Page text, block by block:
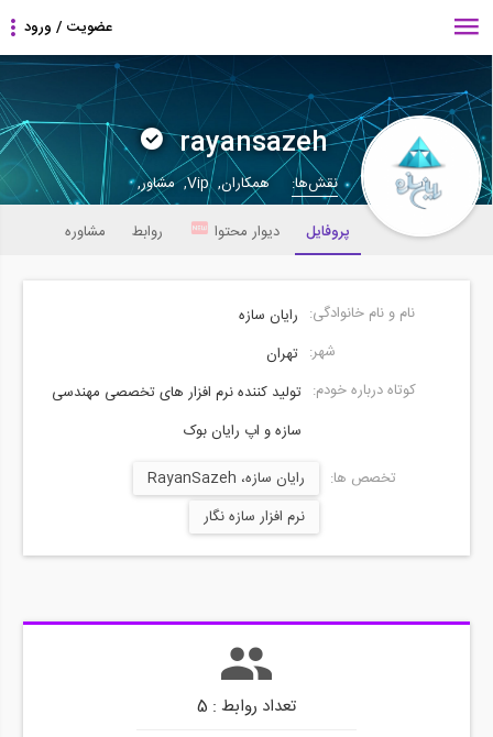
rayansazeh
نقش‌ها:
همکاران, Vip, مشاور,
پروفایل
دیوار محتوا روابط مشاوره
نام و نام خانوادگی: رایان سازه
شهر: تهران
کوتاه درباره خودم: تولید کننده نرم افزار های تخصصی مهندسی
سازه و اپ رایان بوک
تخصص ها:
رایان سازه، RayanSazeh
نرم افزار سازه نگار
تعداد روابط : 5